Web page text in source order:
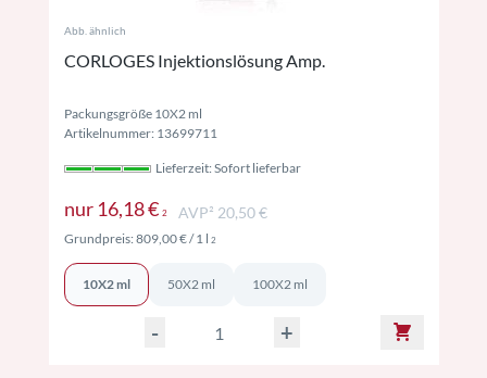
Abb. ähnlich
CORLOGES Injektionslösung Amp.
Packungsgröße 10X2 ml
Artikelnummer: 13699711
Lieferzeit: Sofort lieferbar
nur 16,18 € 2Preise inkl. MwSt. ggf. zzgl. Versand
AVP² 20,50 €
Grundpreis:809,00 €/ 1 l 2Preise inkl. MwSt. ggf. zzgl. Versand
10X2 ml 50X2 ml 100X2 ml
- +